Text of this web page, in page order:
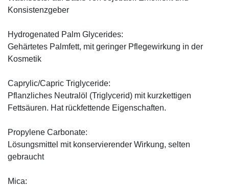
Konsistenzgeber
Hydrogenated Palm Glycerides:
Gehärtetes Palmfett, mit geringer Pflegewirkung in der
Kosmetik
Caprylic/Capric Triglyceride:
Pflanzliches Neutralöl (Triglycerid) mit kurzkettigen
Fettsäuren. Hat rückfettende Eigenschaften.
Propylene Carbonate:
Lösungsmittel mit konservierender Wirkung, selten
gebraucht
Mica: